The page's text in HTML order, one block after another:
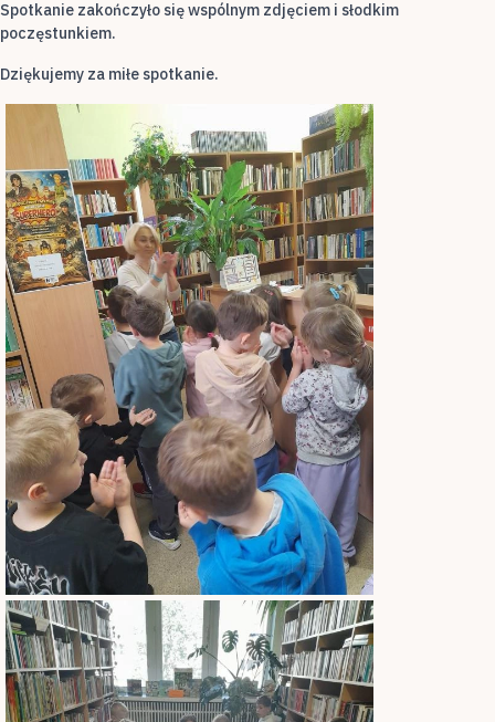
Spotkanie zakończyło się wspólnym zdjęciem i słodkim
poczęstunkiem.
Dziękujemy za miłe spotkanie.